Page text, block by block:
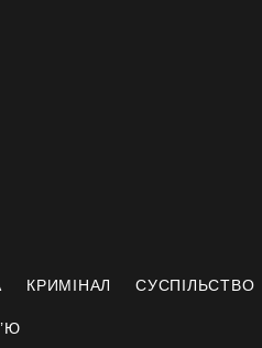
КРИМІНАЛ СУСПІЛЬСТВО